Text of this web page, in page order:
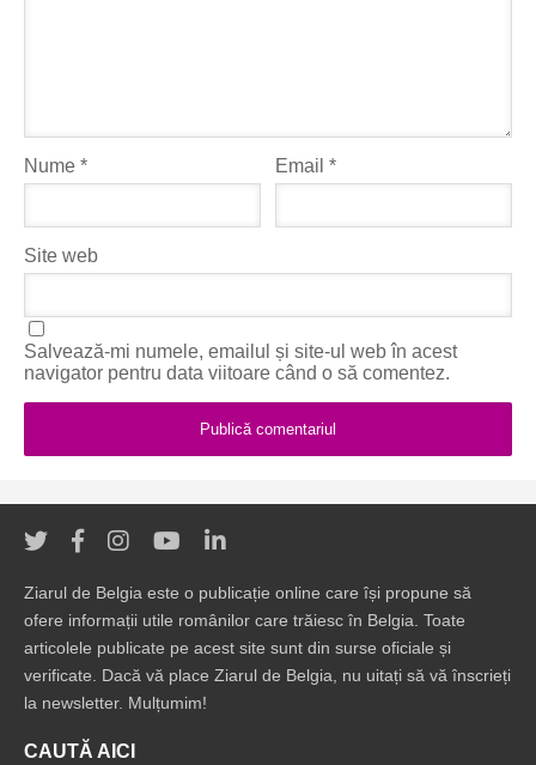
Nume * Email*
Site web
Salvează-mi numele, emailul și site-ul web în acest
navigator pentru data viitoare când o să comentez.
Ziarul de Belgia este o publicație online care își propune să
ofere informații utile românilor care trăiesc în Belgia. Toate
articolele publicate pe acest site sunt din surse oficiale și
verificate. Dacă vă place Ziarul de Belgia, nu uitați să vă înscrieți
la newsletter. Mulțumim!
CAUTĂ AICI